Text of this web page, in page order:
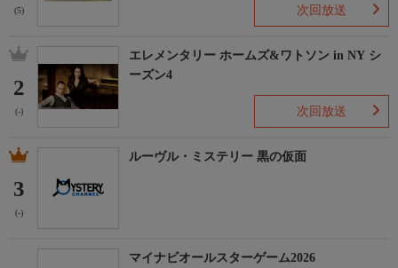
(5) 次回放送
2
(-)
エレメンタリー ホームズ&ワトソン in NY シ
ーズン4
次回放送
3
(-)
ルーヴル・ミステリー 黒の仮面
マイナビオールスターゲーム2026